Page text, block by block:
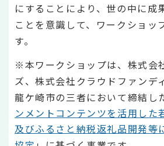
にすることにより、世の中に成
ことを意識して、ワークショッ
す。
※本ワークショップは、株式会
ズ、株式会社クラウドファンデ
龍ケ崎市の三者において締結し
ンメントコンテンツを活用した
及びふるさと納税返礼品開発等